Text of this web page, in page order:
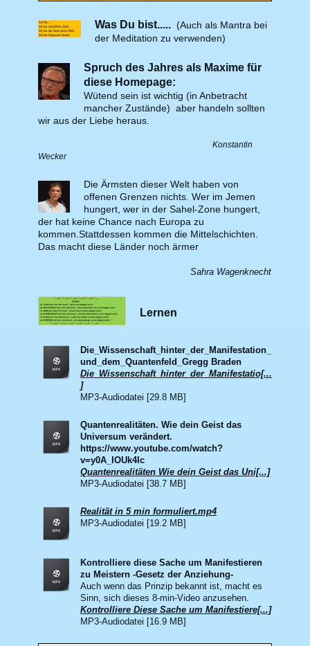
Was Du bist..... (Auch als Mantra bei
der Meditation zu verwenden)
Spruch des Jahres als Maxime für
diese Homepage:
Wütend sein ist wichtig (in Anbetracht
mancher Zustände) aber handeln sollten
wir aus der Liebe heraus.
Konstantin
Wecker
Die Ärmsten dieser Welt haben von
offenen Grenzen nichts. Wer im Jemen
hungert, wer in der Sahel-Zone hungert,
der hat keine Chance nach Europa zu
kommen.Stattdessen kommen die Mittelschichten.
Das macht diese Länder noch ärmer
Sahra Wagenknecht
Lernen
Die_Wissenschaft_hinter_der_Manifestation_
und_dem_Quantenfeld_Gregg Braden
Die_Wissenschaft_hinter_der_Manifestatio[...
]
MP3-Audiodatei [29.8 MB]
Quantenrealitäten. Wie dein Geist das
Universum verändert.
https://www.youtube.com/watch?
v=y0A_IOUk4Ic
Quantenrealitäten Wie dein Geist das Uni[...]
MP3-Audiodatei [38.7 MB]
Realität in 5 min formuliert.mp4
MP3-Audiodatei [19.2 MB]
Kontrolliere diese Sache um Manifestieren
zu Meistern -Gesetz der Anziehung-
Auch wenn das Prinzip bekannt ist, macht es
Sinn, sich dieses 8-min-Video anzusehen.
Kontrolliere Diese Sache um Manifestiere[...]
MP3-Audiodatei [16.9 MB]